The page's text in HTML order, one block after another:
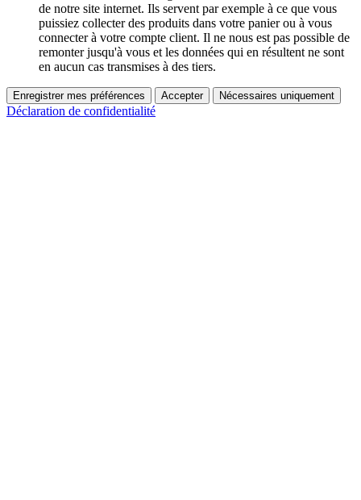
de notre site internet. Ils servent par exemple à ce que vous
puissiez collecter des produits dans votre panier ou à vous
connecter à votre compte client. Il ne nous est pas possible de
remonter jusqu'à vous et les données qui en résultent ne sont
en aucun cas transmises à des tiers.
Enregistrer mes préférences Accepter Nécessaires uniquement
Déclaration de confidentialité